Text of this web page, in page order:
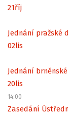
21říj
Jednání pražské
02lis
Jednání
20lis
14:00
Zasedání